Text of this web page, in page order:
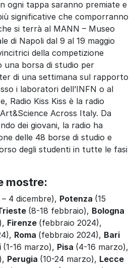
ogni tappa saranno premiate e
significative che comporranno
si terrà al MANN – Museo
di Napoli dal 9 al 19 maggio
della competizione
una borsa di studio per
di una settimana sul rapporto
i laboratori dell’INFN o al
Radio Kiss Kiss è la radio
Across Italy. Da
dei giovani, la radio ha
delle 48 borse di studio e
degli studenti in tutte le fasi
mostre:
4 dicembre), Potenza (15
(8-18 febbraio), Bologna
Firenze (febbraio 2024),
Roma (febbraio 2024), Bari
(1-16 marzo), Pisa (4-16 marzo),
Perugia (10-24 marzo), Lecce